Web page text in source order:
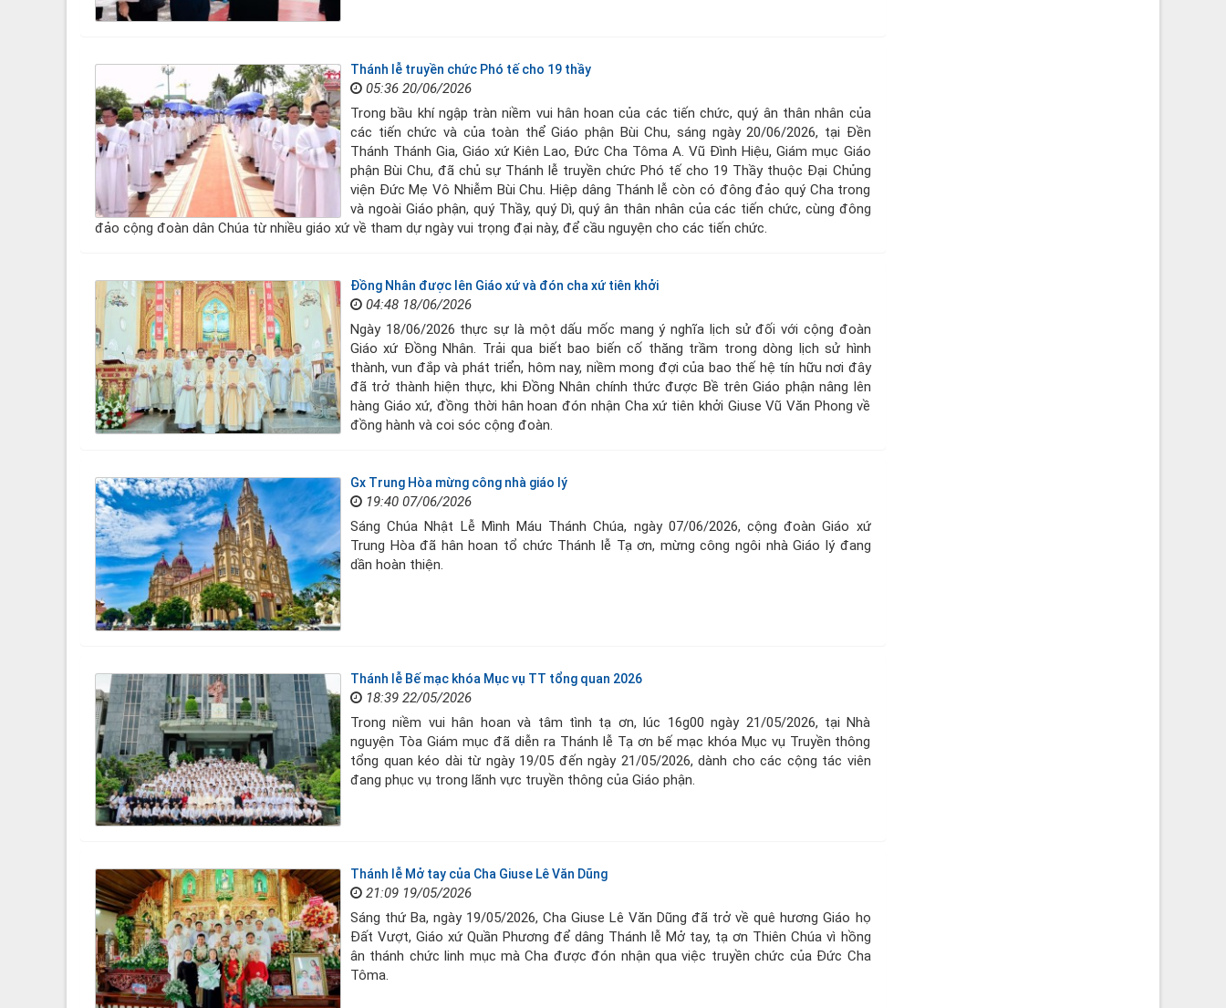
Thánh lễ truyền chức Phó tế cho 19 thầy
05:36 20/06/2026
Trong bầu khí ngập tràn niềm vui hân hoan của các tiến chức, quý ân thân nhân của
các tiến chức và của toàn thể Giáo phận Bùi Chu, sáng ngày 20/06/2026, tại Đền
Thánh Thánh Gia, Giáo xứ Kiên Lao, Đức Cha Tôma A. Vũ Đình Hiệu, Giám mục Giáo
phận Bùi Chu, đã chủ sự Thánh lễ truyền chức Phó tế cho 19 Thầy thuộc Đại Chủng
viện Đức Mẹ Vô Nhiễm Bùi Chu. Hiệp dâng Thánh lễ còn có đông đảo quý Cha trong
và ngoài Giáo phận, quý Thầy, quý Dì, quý ân thân nhân của các tiến chức, cùng đông
đảo cộng đoàn dân Chúa từ nhiều giáo xứ về tham dự ngày vui trọng đại này, để cầu nguyện cho các tiến chức.
Đồng Nhân được lên Giáo xứ và đón cha xứ tiên khởi
04:48 18/06/2026
Ngày 18/06/2026 thực sự là một dấu mốc mang ý nghĩa lịch sử đối với cộng đoàn
Giáo xứ Đồng Nhân. Trải qua biết bao biến cố thăng trầm trong dòng lịch sử hình
thành, vun đắp và phát triển, hôm nay, niềm mong đợi của bao thế hệ tín hữu nơi đây
đã trở thành hiện thực, khi Đồng Nhân chính thức được Bề trên Giáo phận nâng lên
hàng Giáo xứ, đồng thời hân hoan đón nhận Cha xứ tiên khởi Giuse Vũ Văn Phong về
đồng hành và coi sóc cộng đoàn.
Gx Trung Hòa mừng công nhà giáo lý
19:40 07/06/2026
Sáng Chúa Nhật Lễ Mình Máu Thánh Chúa, ngày 07/06/2026, cộng đoàn Giáo xứ
Trung Hòa đã hân hoan tổ chức Thánh lễ Tạ ơn, mừng công ngôi nhà Giáo lý đang
dần hoàn thiện.
Thánh lễ Bế mạc khóa Mục vụ TT tổng quan 2026
18:39 22/05/2026
Trong niềm vui hân hoan và tâm tình tạ ơn, lúc 16g00 ngày 21/05/2026, tại Nhà
nguyện Tòa Giám mục đã diễn ra Thánh lễ Tạ ơn bế mạc khóa Mục vụ Truyền thông
tổng quan kéo dài từ ngày 19/05 đến ngày 21/05/2026, dành cho các cộng tác viên
đang phục vụ trong lãnh vực truyền thông của Giáo phận.
Thánh lễ Mở tay của Cha Giuse Lê Văn Dũng
21:09 19/05/2026
Sáng thứ Ba, ngày 19/05/2026, Cha Giuse Lê Văn Dũng đã trở về quê hương Giáo họ
Đất Vượt, Giáo xứ Quần Phương để dâng Thánh lễ Mở tay, tạ ơn Thiên Chúa vì hồng
ân thánh chức linh mục mà Cha được đón nhận qua việc truyền chức của Đức Cha
Tôma.